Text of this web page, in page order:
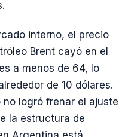
interno, el precio
Brent cayó en el
a menos de 64, lo
de 10 dólares.
logró frenar el ajuste
la estructura de